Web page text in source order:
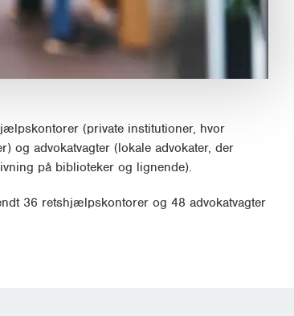
(private institutioner, hvor
og advokatvagter (lokale advokater, der
på biblioteker og lignende).
36 retshjælpskontorer og 48 advokatvagter